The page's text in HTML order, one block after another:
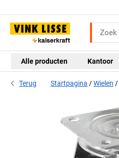
Alle producten Kantoor
Terug Startpagina Wielen